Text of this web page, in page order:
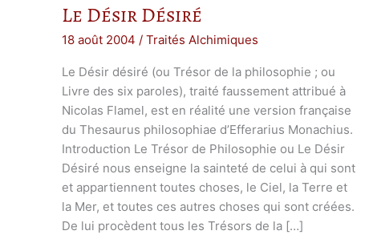
Le Désir Désiré
18 août 2004 / Traités Alchimiques
Le Désir désiré (ou Trésor de la philosophie ; ou
Livre des six paroles), traité faussement attribué à
Nicolas Flamel, est en réalité une version française
du Thesaurus philosophiae d’Efferarius Monachius.
Introduction Le Trésor de Philosophie ou Le Désir
Désiré nous enseigne la sainteté de celui à qui sont
et appartiennent toutes choses, le Ciel, la Terre et
la Mer, et toutes ces autres choses qui sont créées.
De lui procèdent tous les Trésors de la […]